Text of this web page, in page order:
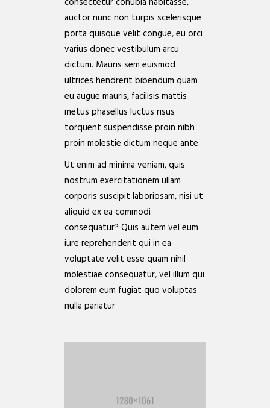
auctor nunc non turpis scelerisque
porta quisque velit congue, eu orci
varius donec vestibulum arcu
dictum. Mauris sem euismod
ultrices hendrerit bibendum quam
eu augue mauris, facilisis mattis
metus phasellus luctus risus
torquent suspendisse proin nibh
proin molestie dictum neque ante.
Ut enim ad minima veniam, quis
nostrum exercitationem ullam
corporis suscipit laboriosam, nisi ut
aliquid ex ea commodi
consequatur? Quis autem vel eum
iure reprehenderit qui in ea
voluptate velit esse quam nihil
molestiae consequatur, vel illum qui
dolorem eum fugiat quo voluptas
nulla pariatur